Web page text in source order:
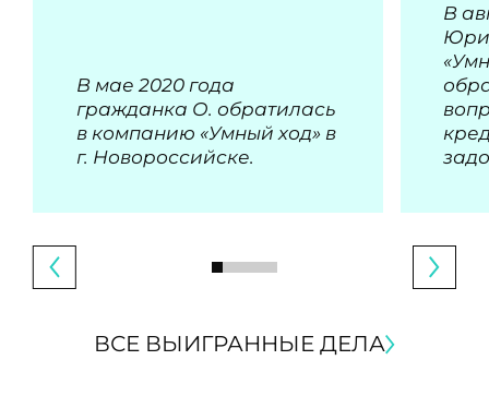
В мае 2020 года
гражданка О. обратилась
в компанию «Умный ход» в
г. Новороссийске.
В
ВСЕ ВЫИГРАННЫЕ ДЕЛА